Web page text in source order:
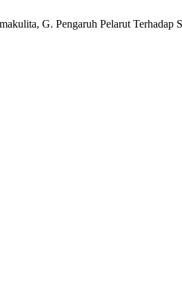
G. Pengaruh Pelarut